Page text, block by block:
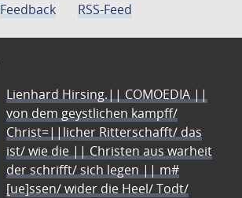
Feedback
RSS-Feed
Lienhard Hirsing.|| COMOEDIA ||
von dem geystlichen kampff/
Christ=||licher Ritterschafft/ das
ist/ wie die || Christen aus warheit
der schrifft/ sich legen || m#
[ue]ssen/ wider die Heel/ Todt/